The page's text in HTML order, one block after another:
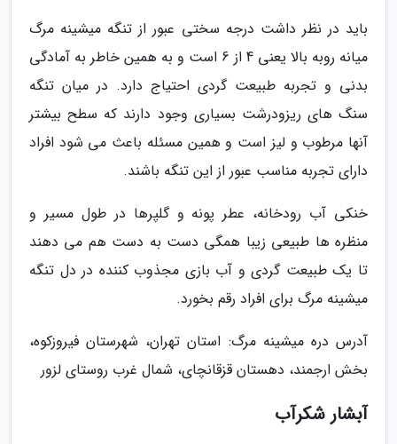
باید در نظر داشت درجه سختی عبور از تنگه میشینه مرگ
میانه روبه بالا یعنی 4 از 6 است و به همین خاطر به آمادگی
بدنی و تجربه طبیعت گردی احتیاج دارد. در میان تنگه
سنگ های ریزودرشت بسیاری وجود دارند که سطح بیشتر
آنها مرطوب و لیز است و همین مسئله باعث می شود افراد
دارای تجربه مناسب عبور از این تنگه باشند.
خنکی آب رودخانه، عطر پونه و گلپرها در طول مسیر و
منظره ها طبیعی زیبا همگی دست به دست هم می دهند
تا یک طبیعت گردی و آب بازی مجذوب کننده در دل تنگه
میشینه مرگ برای افراد رقم بخورد.
آدرس دره میشینه مرگ: استان تهران، شهرستان فیروزکوه،
بخش ارجمند، دهستان قزقانچای، شمال غرب روستای لزور
آبشار شکرآب